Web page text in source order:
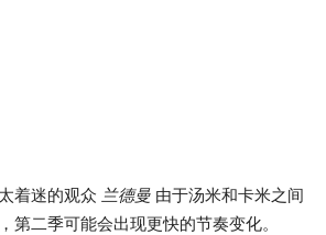
着迷的观众 兰德曼 由于汤米和卡米之间
第二季可能会出现更快的节奏变化。